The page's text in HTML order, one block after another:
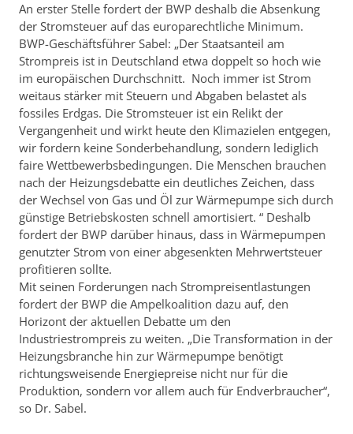
An erster Stelle fordert der BWP deshalb die Absenkung
der Stromsteuer auf das europarechtliche Minimum.
BWP-Geschäftsführer Sabel: „Der Staatsanteil am
Strompreis ist in Deutschland etwa doppelt so hoch wie
im europäischen Durchschnitt. Noch immer ist Strom
weitaus stärker mit Steuern und Abgaben belastet als
fossiles Erdgas. Die Stromsteuer ist ein Relikt der
Vergangenheit und wirkt heute den Klimazielen entgegen,
wir fordern keine Sonderbehandlung, sondern lediglich
faire Wettbewerbsbedingungen. Die Menschen brauchen
nach der Heizungsdebatte ein deutliches Zeichen, dass
der Wechsel von Gas und Öl zur Wärmepumpe sich durch
günstige Betriebskosten schnell amortisiert. “ Deshalb
fordert der BWP darüber hinaus, dass in Wärmepumpen
genutzter Strom von einer abgesenkten Mehrwertsteuer
profitieren sollte.
Mit seinen Forderungen nach Strompreisentlastungen
fordert der BWP die Ampelkoalition dazu auf, den
Horizont der aktuellen Debatte um den
Industriestrompreis zu weiten. „Die Transformation in der
Heizungsbranche hin zur Wärmepumpe benötigt
richtungsweisende Energiepreise nicht nur für die
Produktion, sondern vor allem auch für Endverbraucher“,
so Dr. Sabel.